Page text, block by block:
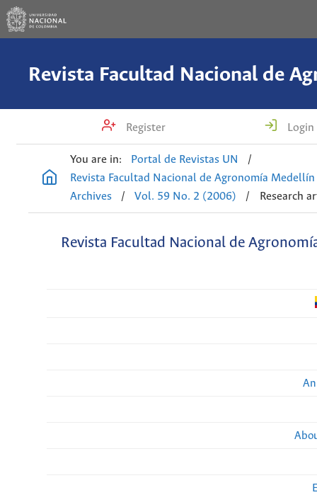
Register Login
You are in: Portal de Revistas UN
/
Revista Facultad Nacional de Agronomía Medellín
Archives
/ Vol. 59 No. 2 (2006) / Research
Revista Facultad Nacional de